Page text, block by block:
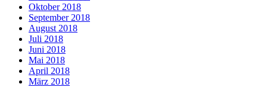
Oktober 2018
September 2018
August 2018
Juli 2018
Juni 2018
Mai 2018
April 2018
März 2018